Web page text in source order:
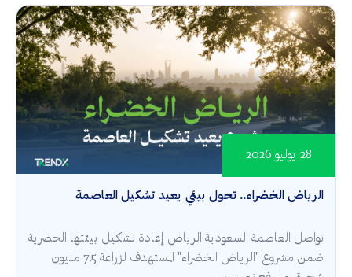
الرياض الخضراء.. تحول بيئي يعيد تشكيل العاصمة
28 يوليو 2026
تواصل العاصمة السعودية الرياض إعادة تشكيل بيئتها الحضرية
ضمن مشروع "الرياض الخضراء" المستهدف لزراعة 7.5 مليون